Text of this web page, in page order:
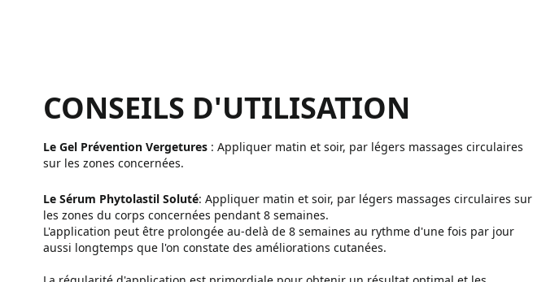
CONSEILS D'UTILISATION
Le Gel Prévention Vergetures : Appliquer matin et soir, par légers massages circulaires
sur les zones concernées.
Le Sérum Phytolastil Soluté: Appliquer matin et soir, par légers massages circulaires sur
les zones du corps concernées pendant 8 semaines.
L'application peut être prolongée au-delà de 8 semaines au rythme d'une fois par jour
aussi longtemps que l'on constate des améliorations cutanées.